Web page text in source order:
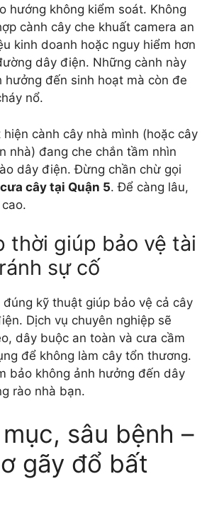
hướng không kiểm soát. Không
cành cây che khuất camera an
kinh doanh hoặc nguy hiểm hơn
dây điện. Những cành này
hưởng đến sinh hoạt mà còn đe
nổ.
cành cây nhà mình (hoặc cây
nhà) đang che chắn tầm nhìn
dây điện. Đừng chần chừ gọi
cây tại Quận 5. Để càng lâu,
thời giúp bảo vệ tài
sự cố
kỹ thuật giúp bảo vệ cả cây
Dịch vụ chuyên nghiệp sẽ
dây buộc an toàn và cưa cầm
để không làm cây tổn thương.
bảo không ảnh hưởng đến dây
rào nhà bạn.
sâu bệnh –
gãy đổ bất